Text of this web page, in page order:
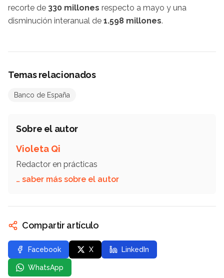
recorte de 330 millones respecto a mayo y una
disminución interanual de 1.598 millones.
Temas relacionados
Banco de España
Sobre el autor
Violeta Qi
Redactor en prácticas
… saber más sobre el autor
Compartir artículo
Facebook X LinkedIn
WhatsApp